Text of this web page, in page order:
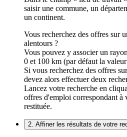
saisir une commune, un
un continent.
Vous recherchez des offres sur
alentours ?
Vous pouvez y associer un
0 et 100 km (par défaut la
Si vous recherchez des offres
devez alors effectuer deux
Lancez votre recherche en
offres d'emploi correspondant à
restituée.
2. Affiner les résultats de votre